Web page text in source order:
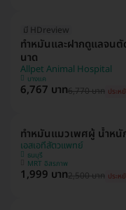
มี HDreview
ทำหมันและฝากดูแลจน
นาด
Allpet Animal Hospital
บางแค
6,767 บาท6,770 บาท ประห
ทำหมันแมวเพศผู้ น้ำหนั
เอสเอทีสัตวแพทย์
ธนบุรี
MRT อิสรภาพ
1,999 บาท2,500 บาท ประห